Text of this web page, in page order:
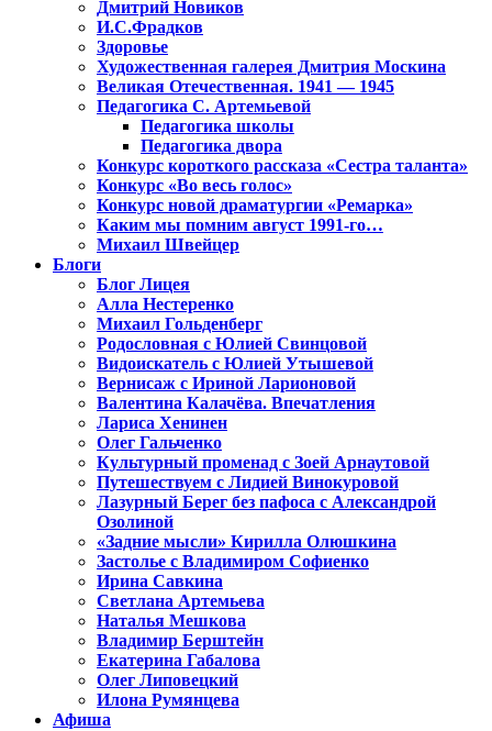
Дмитрий Новиков
И.С.Фрадков
Здоровье
Художественная галерея Дмитрия Москина
Великая Отечественная. 1941 — 1945
Педагогика С. Артемьевой
Педагогика школы
Педагогика двора
Конкурс короткого рассказа «Сестра таланта»
Конкурс «Во весь голос»
Конкурс новой драматургии «Ремарка»
Каким мы помним август 1991-го…
Михаил Швейцер
Блоги
Блог Лицея
Алла Нестеренко
Михаил Гольденберг
Родословная с Юлией Свинцовой
Видоискатель с Юлией Утышевой
Вернисаж с Ириной Ларионовой
Валентина Калачёва. Впечатления
Лариса Хенинен
Олег Гальченко
Культурный променад с Зоей Арнаутовой
Путешествуем с Лидией Винокуровой
Лазурный Берег без пафоса с Александрой
Озолиной
«Задние мысли» Кирилла Олюшкина
Застолье с Владимиром Софиенко
Ирина Савкина
Светлана Артемьева
Наталья Мешкова
Владимир Берштейн
Екатерина Габалова
Олег Липовецкий
Илона Румянцева
Афиша